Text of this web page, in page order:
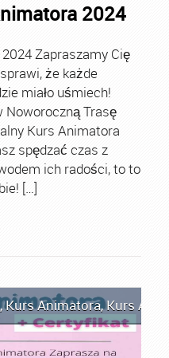
2024
Zapraszamy Cię
że każde
miało uśmiech!
Trasę
Kurs Animatora
spędzać czas z
ich radości, to to
[…]
,Kurs Animatora,Kurs